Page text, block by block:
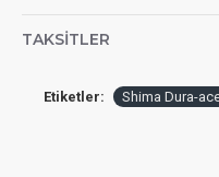
TAKSITLER
Etiketler: Shima Dura-